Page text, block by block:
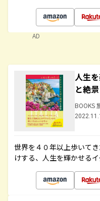
AD
人生
と絶
BOOKS
世界を４０年以上歩いて
けする、人生を輝かせる